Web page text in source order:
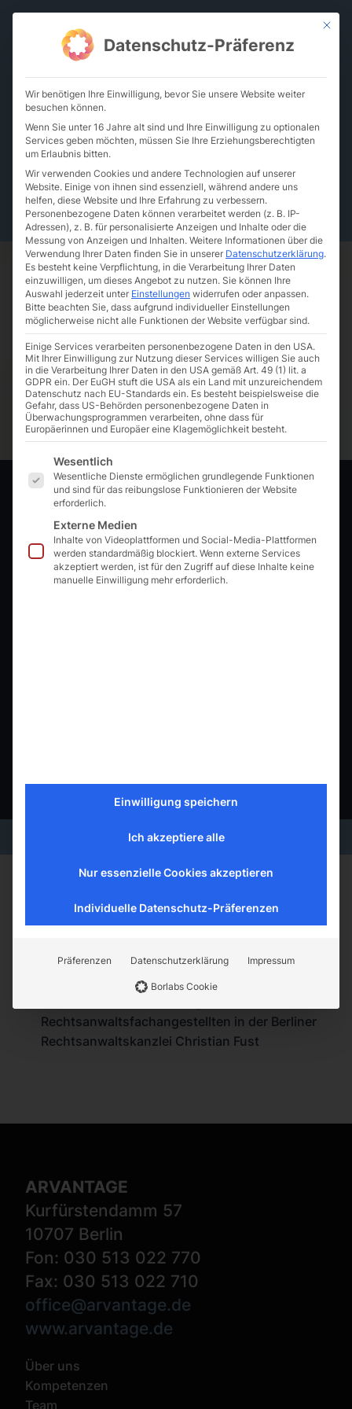
Zum
springen
De En
Team Zurück zu Team
Justin Gardeia
Rechtsanwaltsfachangestellter
Seit 2022: Rechtsanwaltsfachangestellter
ARVANTAGE
Rechtsanwaltsfachangestellten in der Berliner
Rechtsanwaltskanzlei Christian Fust
ARVANTAGE
Kurfürstendamm 57
10707 Berlin
Fon: 030 513 022 770
Fax: 030 513 022 710
office@arvantage.de
www.arvantage.de
Über uns
Kompetenzen
Team
Mit
Datenschutz-Präferenz
Wir benötigen Ihre Einwilligung, bevor Sie unsere Website weiter
besuchen können.
Wenn Sie unter 16 Jahre alt sind und Ihre Einwilligung zu optionalen
Services geben möchten, müssen Sie Ihre Erziehungsberechtigten
um Erlaubnis bitten.
Wir verwenden Cookies und andere Technologien auf unserer
Website. Einige von ihnen sind essenziell, während andere uns
helfen, diese Website und Ihre Erfahrung zu verbessern.
Personenbezogene Daten können verarbeitet werden (z. B. IP-
Adressen), z. B. für personalisierte Anzeigen und Inhalte oder die
Messung von Anzeigen und Inhalten. Weitere Informationen über die
Verwendung Ihrer Daten finden Sie in unserer Datenschutzerklärung.
Es besteht keine Verpflichtung, in die Verarbeitung Ihrer Daten
einzuwilligen, um dieses Angebot zu nutzen. Sie können Ihre
Auswahl jederzeit unter Einstellungen widerrufen oder anpassen.
Bitte beachten Sie, dass aufgrund individueller Einstellungen
möglicherweise nicht alle Funktionen der Website verfügbar sind.
Einige Services verarbeiten personenbezogene Daten in den USA.
Mit Ihrer Einwilligung zur Nutzung dieser Services willigen Sie auch
in die Verarbeitung Ihrer Daten in den USA gemäß Art. 49 (1) lit. a
GDPR ein. Der EuGH stuft die USA als ein Land mit unzureichendem
Datenschutz nach EU-Standards ein. Es besteht beispielsweise die
Gefahr, dass US-Behörden personenbezogene Daten in
Überwachungsprogrammen verarbeiten, ohne dass für
Europäerinnen und Europäer eine Klagemöglichkeit besteht.
Es folgt eine Liste der Service-
Wesentlich
Wesentliche Dienste ermöglichen grundlegende Funktionen
und sind für das reibungslose Funktionieren der Website
erforderlich.
Externe Medien
Inhalte von Videoplattformen und Social-Media-Plattformen
werden standardmäßig blockiert. Wenn externe Services
akzeptiert werden, ist für den Zugriff auf diese Inhalte keine
manuelle Einwilligung mehr erforderlich.
Einwilligung speichern
Ich akzeptiere alle
Nur essenzielle Cookies akzeptieren
Individuelle Datenschutz-Präferenzen
Präferenzen Datenschutzerklärung Impressum
Borlabs Cookie